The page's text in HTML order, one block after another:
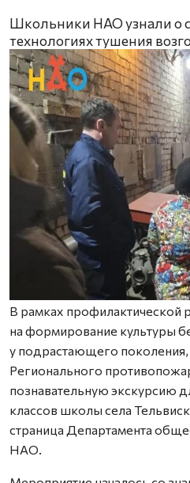
Школьники НАО узнали о
технологиях тушения
В рамках профилактической
на формирование культуры
у подрастающего поколения,
Регионального
познавательную экскурсию
классов школы села
страница Департамента
НАО.